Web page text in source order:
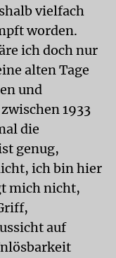
vielfach
worden.
ich doch nur
alten Tage
und
1933
die
genug,
ich bin hier
mich nicht,
auf